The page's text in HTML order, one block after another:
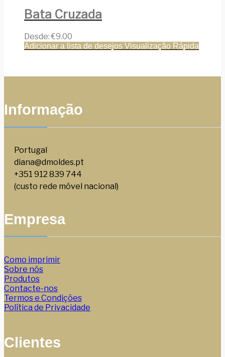
Bata Cruzada
Desde:€9.00
Adicionar a lista de desejos Visualização Rápida
Informação
Portugal
diana@dmoldes.pt
+351 912 839 744
(custo rede móvel nacional)
Empresa
Como imprimir
Sobre nós
Produtos
Contacte-nos
Termos e Condições
Política de Privacidade
Clientes